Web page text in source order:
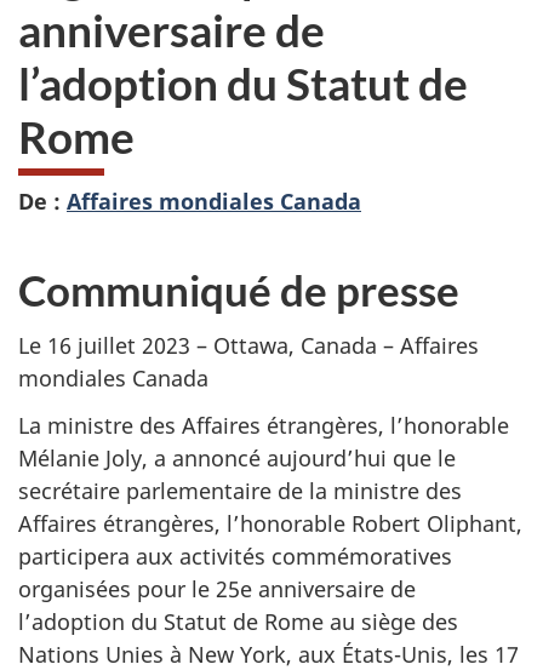
anniversaire de
l’adoption du Statut de
Rome
De : Affaires mondiales Canada
Communiqué de presse
Le 16 juillet 2023 – Ottawa, Canada – Affaires
mondiales Canada
La ministre des Affaires étrangères, l’honorable
Mélanie Joly, a annoncé aujourd’hui que le
secrétaire parlementaire de la ministre des
Affaires étrangères, l’honorable Robert Oliphant,
participera aux activités commémoratives
organisées pour le 25e anniversaire de
l’adoption du Statut de Rome au siège des
Nations Unies à New York, aux États-Unis, les 17